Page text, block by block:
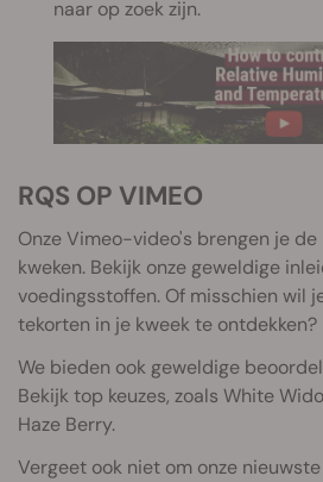
naar op zoek zijn.
RQS OP VIMEO
Onze Vimeo-video's brengen je
kweken. Bekijk onze geweldige
voedingsstoffen. Of misschien wil
tekorten in je kweek te ontdekken?
We bieden ook geweldige
Bekijk top keuzes, zoals White
Haze Berry.
Vergeet ook niet om onze